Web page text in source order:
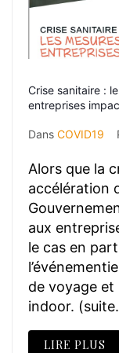
Crise sanitaire :
entreprises
Dans COVID19
Alors que la
accélération
aux
le cas en
de voyage et
indoor.
LIRE PLUS